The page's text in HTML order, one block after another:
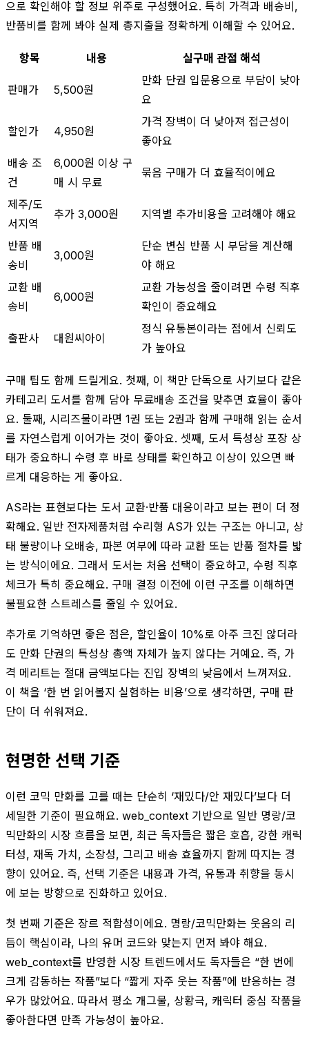
으로 확인해야 할 정보 위주로 구성했어요. 특히 가격과 배송비,
반품비를 함께 봐야 실제 총지출을 정확하게 이해할 수 있어요.
항목 내용 실구매 관점 해석
판매가 5,500원
만화 단권 입문용으로 부담이 낮아
요
할인가 4,950원
가격 장벽이 더 낮아져 접근성이
좋아요
배송 조
건
6,000원 이상 구
매 시 무료
묶음 구매가 더 효율적이에요
제주/도
서지역
추가 3,000원 지역별 추가비용을 고려해야 해요
반품 배
송비
3,000원
단순 변심 반품 시 부담을 계산해
야 해요
교환 배
송비
6,000원
교환 가능성을 줄이려면 수령 직후
확인이 중요해요
출판사 대원씨아이
정식 유통본이라는 점에서 신뢰도
가 높아요
구매 팁도 함께 드릴게요. 첫째, 이 책만 단독으로 사기보다 같은
카테고리 도서를 함께 담아 무료배송 조건을 맞추면 효율이 좋아
요. 둘째, 시리즈물이라면 1권 또는 2권과 함께 구매해 읽는 순서
를 자연스럽게 이어가는 것이 좋아요. 셋째, 도서 특성상 포장 상
태가 중요하니 수령 후 바로 상태를 확인하고 이상이 있으면 빠
르게 대응하는 게 좋아요.
AS라는 표현보다는 도서 교환·반품 대응이라고 보는 편이 더 정
확해요. 일반 전자제품처럼 수리형 AS가 있는 구조는 아니고, 상
태 불량이나 오배송, 파본 여부에 따라 교환 또는 반품 절차를 밟
는 방식이에요. 그래서 도서는 처음 선택이 중요하고, 수령 직후
체크가 특히 중요해요. 구매 결정 이전에 이런 구조를 이해하면
불필요한 스트레스를 줄일 수 있어요.
추가로 기억하면 좋은 점은, 할인율이 10%로 아주 크진 않더라
도 만화 단권의 특성상 총액 자체가 높지 않다는 거예요. 즉, 가
격 메리트는 절대 금액보다는 진입 장벽의 낮음에서 느껴져요.
이 책을 ‘한 번 읽어볼지 실험하는 비용’으로 생각하면, 구매 판
단이 더 쉬워져요.
현명한 선택 기준
이런 코믹 만화를 고를 때는 단순히 ‘재밌다/안 재밌다’보다 더
세밀한 기준이 필요해요. web_context 기반으로 일반 명랑/코
믹만화의 시장 흐름을 보면, 최근 독자들은 짧은 호흡, 강한 캐릭
터성, 재독 가치, 소장성, 그리고 배송 효율까지 함께 따지는 경
향이 있어요. 즉, 선택 기준은 내용과 가격, 유통과 취향을 동시
에 보는 방향으로 진화하고 있어요.
첫 번째 기준은 장르 적합성이에요. 명랑/코믹만화는 웃음의 리
듬이 핵심이라, 나의 유머 코드와 맞는지 먼저 봐야 해요.
web_context를 반영한 시장 트렌드에서도 독자들은 “한 번에
크게 감동하는 작품”보다 “짧게 자주 웃는 작품”에 반응하는 경
우가 많았어요. 따라서 평소 개그물, 상황극, 캐릭터 중심 작품을
좋아한다면 만족 가능성이 높아요.